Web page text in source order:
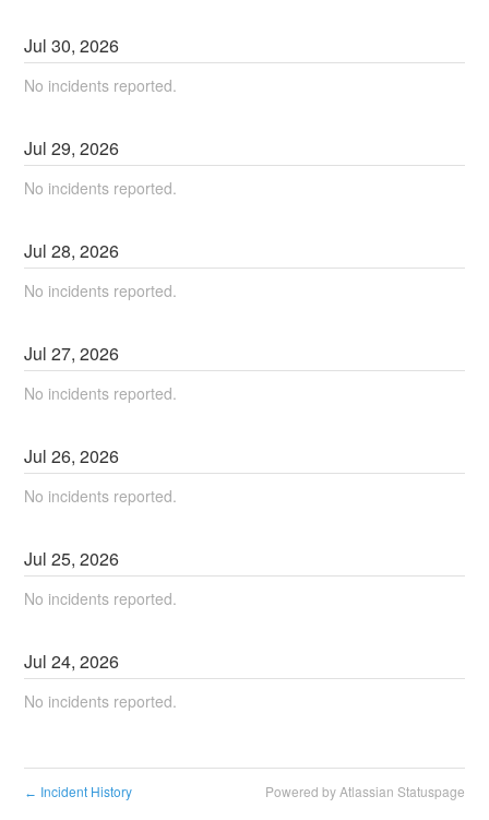
Jul30,2026
No incidents reported.
Jul29,2026
No incidents reported.
Jul28,2026
No incidents reported.
Jul27,2026
No incidents reported.
Jul26,2026
No incidents reported.
Jul25,2026
No incidents reported.
Jul24,2026
No incidents reported.
← Incident History Powered by Atlassian Statuspage